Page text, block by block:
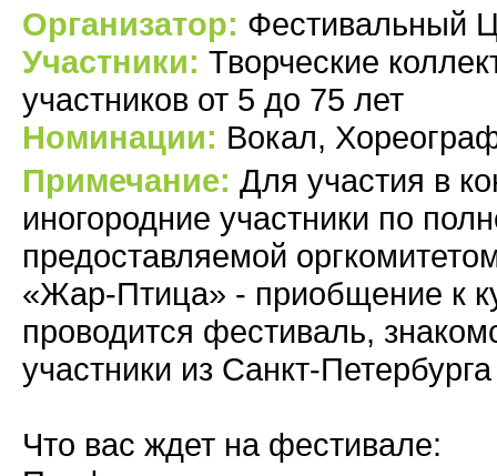
Организатор: Фестивальный
Участники: Творческие
участников от 5 до 75 лет
Номинации: Вокал,
Примечание: Для участия в
иногородние участники по
предоставляемой
«Жар-Птица» - приобщение к
проводится фестиваль,
участники из Санкт-
Что вас ждет на фестивале: